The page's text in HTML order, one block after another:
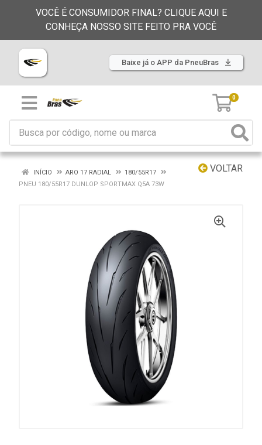
VOCÊ É CONSUMIDOR FINAL? CLIQUE AQUI E
CONHEÇA NOSSO SITE FEITO PRA VOCÊ
Baixe já o APP da PneuBras
0
VOLTAR
INÍCIO ARO 17 RADIAL
180/55R17
PNEU 180/55R17 DUNLOP SPORTMAX Q5A 73W